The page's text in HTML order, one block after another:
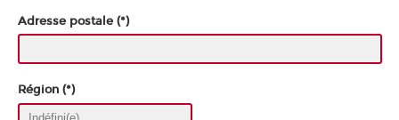
Adresse postale (*)
Région (*)